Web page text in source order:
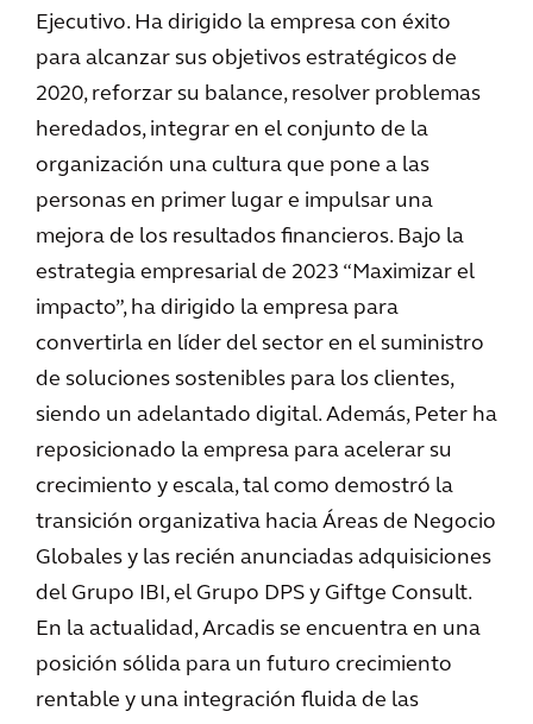
Ejecutivo. Ha dirigido la empresa con éxito
para alcanzar sus objetivos estratégicos de
2020, reforzar su balance, resolver problemas
heredados, integrar en el conjunto de la
organización una cultura que pone a las
personas en primer lugar e impulsar una
mejora de los resultados financieros. Bajo la
estrategia empresarial de 2023 “Maximizar el
impacto”, ha dirigido la empresa para
convertirla en líder del sector en el suministro
de soluciones sostenibles para los clientes,
siendo un adelantado digital. Además, Peter ha
reposicionado la empresa para acelerar su
crecimiento y escala, tal como demostró la
transición organizativa hacia Áreas de Negocio
Globales y las recién anunciadas adquisiciones
del Grupo IBI, el Grupo DPS y Giftge Consult.
En la actualidad, Arcadis se encuentra en una
posición sólida para un futuro crecimiento
rentable y una integración fluida de las